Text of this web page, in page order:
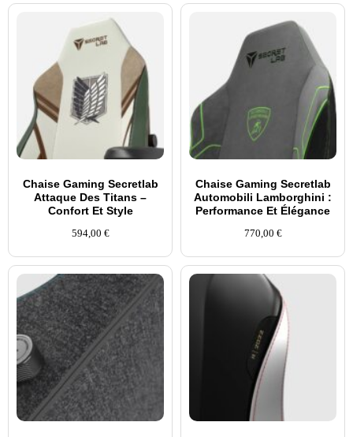
Chaise Gaming Secretlab
Attaque Des Titans –
Confort Et Style
594,00 €
Chaise Gaming Secretlab
Automobili Lamborghini :
Performance Et Élégance
770,00 €